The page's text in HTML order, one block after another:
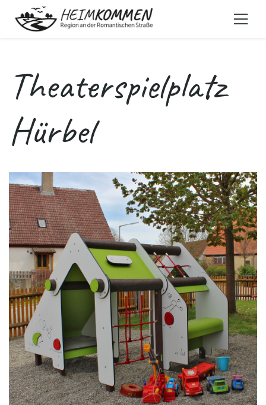
Theaterspielplatz
Hürbel